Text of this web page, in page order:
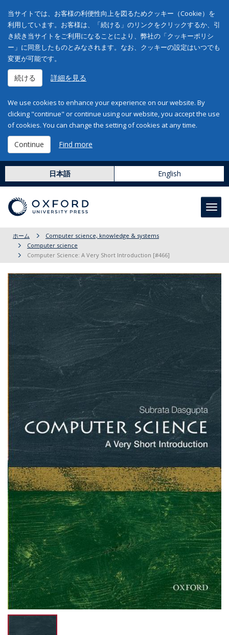
当サイトでは、お客様の利便性向上を図るためクッキー（Cookie）を
利用しています。お客様は、「続ける」のリンクをクリックするか、引
き続き当サイトをご利用になることにより、弊社の「クッキーポリシ
ー」に同意したものとみなされます。なお、クッキーの設定はいつでも
変更が可能です。
続ける 詳細を見る
We use cookies to enhance your experience on our website. By
clicking "continue" or continue using our website, you accept the use
of cookies. You can change the setting of cookies at any time.
Continue Find more
日本語 English
ホーム
Computer science, knowledge & systems
Computer science
Computer Science: A Very Short Introduction [#466]